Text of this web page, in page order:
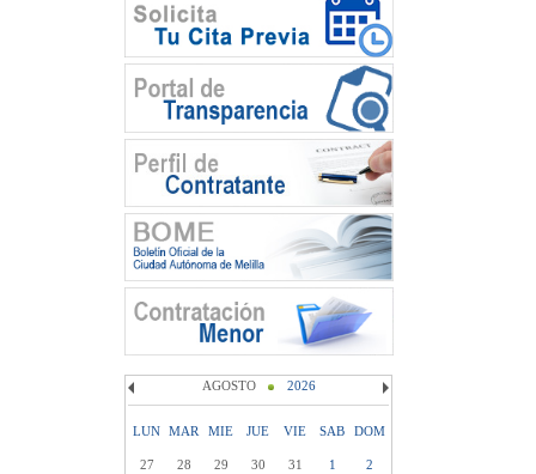
AGOSTO 2026
LUN MAR MIE JUE VIE SAB DOM
27 28 29 30 31 1
2